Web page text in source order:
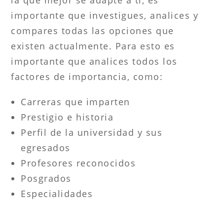
importante que investigues, analices y
compares todas las opciones que
existen actualmente. Para esto es
importante que analices todos los
factores de importancia, como:
Carreras que imparten
Prestigio e historia
Perfil de la universidad y sus
egresados
Profesores reconocidos
Posgrados
Especialidades